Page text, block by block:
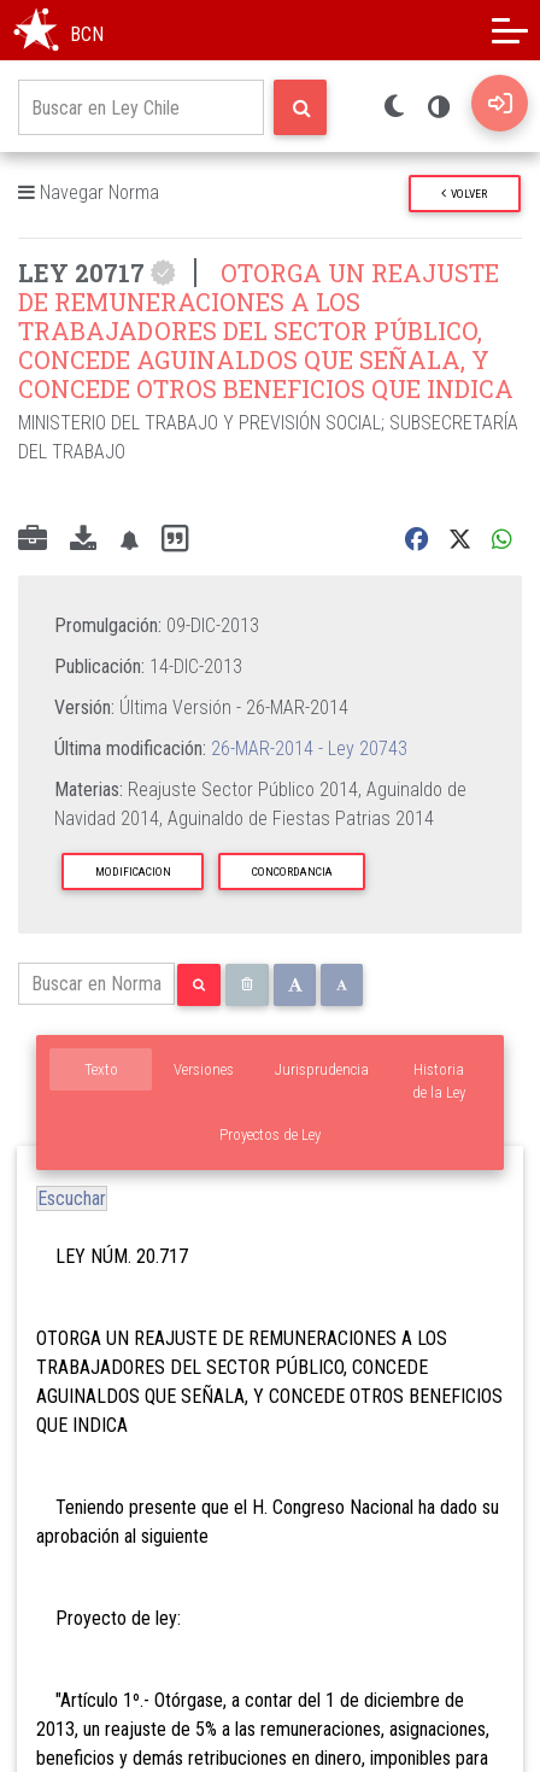
BCN
Navegar Norma VOLVER
LEY 20717
OTORGA UN REAJUSTE
DE REMUNERACIONES A LOS
TRABAJADORES DEL SECTOR PÚBLICO,
CONCEDE AGUINALDOS QUE SEÑALA, Y
CONCEDE OTROS BENEFICIOS QUE INDICA
MINISTERIO DEL TRABAJO Y PREVISIÓN SOCIAL; SUBSECRETARÍA
DEL TRABAJO
Promulgación: 09-DIC-2013
Publicación: 14-DIC-2013
Versión: Última Versión - 26-MAR-2014
Última modificación: 26-MAR-2014 - Ley 20743
Materias: Reajuste Sector Público 2014, Aguinaldo de
Navidad 2014, Aguinaldo de Fiestas Patrias 2014
MODIFICACION CONCORDANCIA
Texto Versiones
Proyectos de Ley
Historia
de la Ley
Jurisprudencia
Escuchar
LEY NÚM. 20.717
OTORGA UN REAJUSTE DE REMUNERACIONES A LOS
TRABAJADORES DEL SECTOR PÚBLICO, CONCEDE
AGUINALDOS QUE SEÑALA, Y CONCEDE OTROS BENEFICIOS
QUE INDICA
Teniendo presente que el H. Congreso Nacional ha dado su
aprobación al siguiente
Proyecto de ley:
"Artículo 1º.- Otórgase, a contar del 1 de diciembre de
2013, un reajuste de 5% a las remuneraciones, asignaciones,
beneficios y demás retribuciones en dinero, imponibles para